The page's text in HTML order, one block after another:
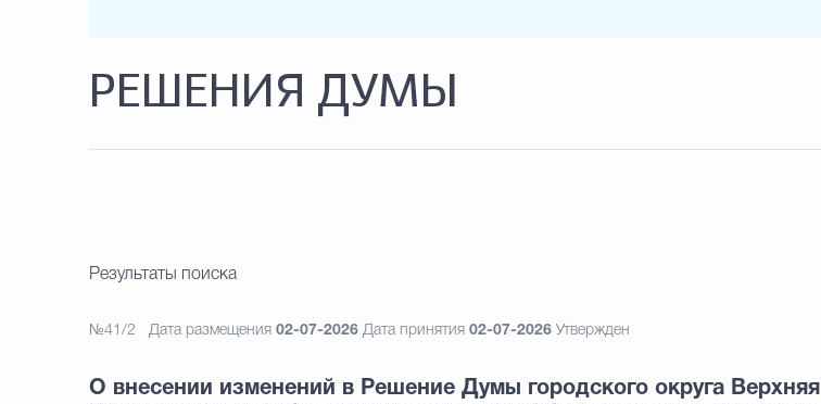
РЕШЕНИЯ ДУМЫ
Результаты поиска
№41/2 Дата размещения 02-07-2026 Дата принятия 02-07-2026 Утвержден
О внесении изменений в Решение Думы городского округа Верхняя